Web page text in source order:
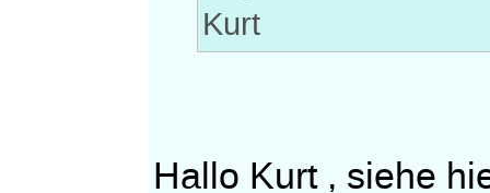
Kurt
Hallo Kurt , siehe